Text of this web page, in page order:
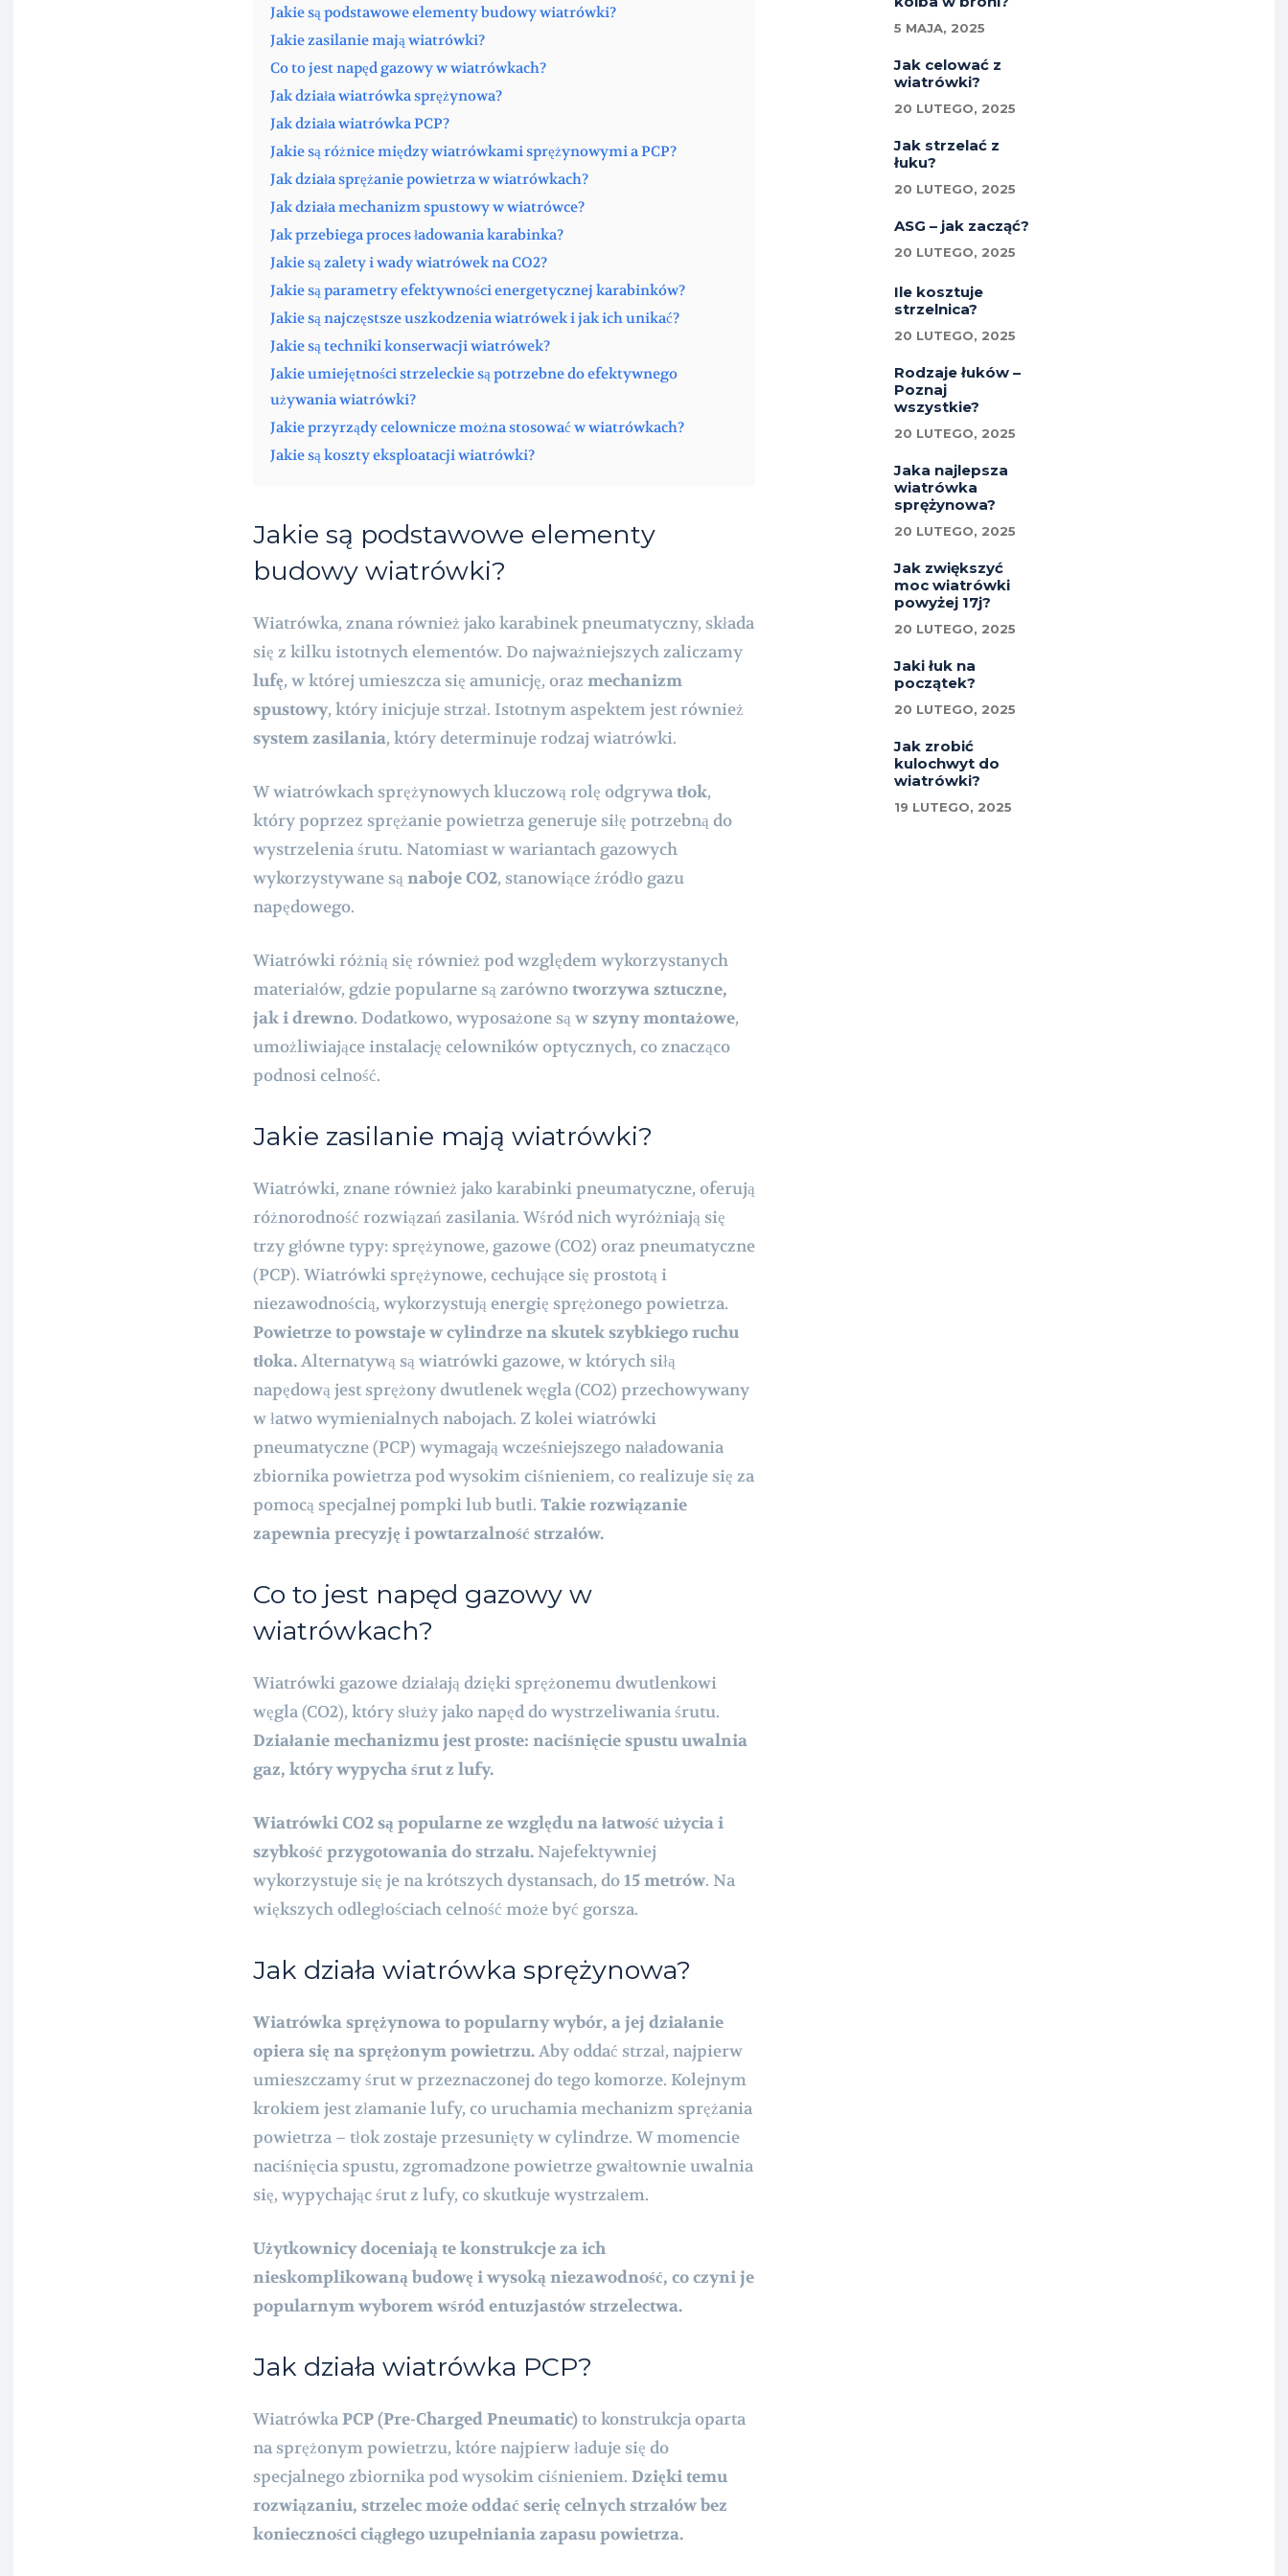
Jakie są podstawowe elementy budowy wiatrówki?
Jakie zasilanie mają wiatrówki?
Co to jest napęd gazowy w wiatrówkach?
Jak działa wiatrówka sprężynowa?
Jak działa wiatrówka PCP?
Jakie są różnice między wiatrówkami sprężynowymi a PCP?
Jak działa sprężanie powietrza w wiatrówkach?
Jak działa mechanizm spustowy w wiatrówce?
Jak przebiega proces ładowania karabinka?
Jakie są zalety i wady wiatrówek na CO2?
Jakie są parametry efektywności energetycznej karabinków?
Jakie są najczęstsze uszkodzenia wiatrówek i jak ich unikać?
Jakie są techniki konserwacji wiatrówek?
Jakie umiejętności strzeleckie są potrzebne do efektywnego
używania wiatrówki?
Jakie przyrządy celownicze można stosować w wiatrówkach?
Jakie są koszty eksploatacji wiatrówki?
Jakie są podstawowe elementy
budowy wiatrówki?
Wiatrówka, znana również jako karabinek pneumatyczny, składa
się z kilku istotnych elementów. Do najważniejszych zaliczamy
lufę, w której umieszcza się amunicję, oraz mechanizm
spustowy, który inicjuje strzał. Istotnym aspektem jest również
system zasilania, który determinuje rodzaj wiatrówki.
W wiatrówkach sprężynowych kluczową rolę odgrywatłok,
który poprzez sprężanie powietrza generuje siłę potrzebną do
wystrzelenia śrutu. Natomiast w wariantach gazowych
wykorzystywane są naboje CO2, stanowiące źródło gazu
napędowego.
Wiatrówki różnią się również pod względem wykorzystanych
materiałów, gdzie popularne są zarównotworzywa sztuczne,
jak i drewno. Dodatkowo, wyposażone są wszyny montażowe,
umożliwiające instalację celowników optycznych, co znacząco
podnosi celność.
Jakie zasilanie mają wiatrówki?
Wiatrówki, znane również jako karabinki pneumatyczne, oferują
różnorodność rozwiązań zasilania. Wśród nich wyróżniają się
trzy główne typy: sprężynowe, gazowe (CO2) oraz pneumatyczne
(PCP). Wiatrówki sprężynowe, cechujące się prostotą i
niezawodnością, wykorzystują energię sprężonego powietrza.
Powietrze to powstaje w cylindrze na skutek szybkiego ruchu
tłoka.Alternatywą są wiatrówki gazowe, w których siłą
napędową jest sprężony dwutlenek węgla (CO2) przechowywany
w łatwo wymienialnych nabojach. Z kolei wiatrówki
pneumatyczne (PCP) wymagają wcześniejszego naładowania
zbiornika powietrza pod wysokim ciśnieniem, co realizuje się za
pomocą specjalnej pompki lub butli. Takie rozwiązanie
zapewnia precyzję i powtarzalność strzałów.
Co to jest napęd gazowy w
wiatrówkach?
Wiatrówki gazowe działają dzięki sprężonemu dwutlenkowi
węgla (CO2), który służy jako napęd do wystrzeliwania śrutu.
Działanie mechanizmu jest proste: naciśnięcie spustu uwalnia
gaz, który wypycha śrut z lufy.
Wiatrówki CO2 są popularne ze względu na łatwość użycia i
szybkość przygotowania do strzału. Najefektywniej
wykorzystuje się je na krótszych dystansach, do15 metrów. Na
większych odległościach celność może być gorsza.
Jak działa wiatrówka sprężynowa?
Wiatrówka sprężynowa to popularny wybór, a jej działanie
opiera się na sprężonym powietrzu.Aby oddać strzał, najpierw
umieszczamy śrut w przeznaczonej do tego komorze. Kolejnym
krokiem jest złamanie lufy, co uruchamia mechanizm sprężania
powietrza – tłok zostaje przesunięty w cylindrze. W momencie
naciśnięcia spustu, zgromadzone powietrze gwałtownie uwalnia
się, wypychając śrut z lufy, co skutkuje wystrzałem.
Użytkownicy doceniają te konstrukcje za ich
nieskomplikowaną budowę i wysoką niezawodność, co czyni je
popularnym wyborem wśród entuzjastów strzelectwa.
Jak działa wiatrówka PCP?
WiatrówkaPCP (Pre-Charged Pneumatic) to konstrukcja oparta
na sprężonym powietrzu, które najpierw ładuje się do
specjalnego zbiornika pod wysokim ciśnieniem. Dzięki temu
rozwiązaniu, strzelec może oddać serię celnych strzałów bez
konieczności ciągłego uzupełniania zapasu powietrza.
5 MAJA, 2025
Jak celować z
wiatrówki?
20 LUTEGO, 2025
Jak strzelać z
łuku?
20 LUTEGO, 2025
ASG – jak zacząć?
20 LUTEGO, 2025
Ile kosztuje
strzelnica?
20 LUTEGO, 2025
Rodzaje łuków –
Poznaj
wszystkie?
20 LUTEGO, 2025
Jaka najlepsza
wiatrówka
sprężynowa?
20 LUTEGO, 2025
Jak zwiększyć
moc wiatrówki
powyżej 17j?
20 LUTEGO, 2025
Jaki łuk na
początek?
20 LUTEGO, 2025
Jak zrobić
kulochwyt do
wiatrówki?
19 LUTEGO, 2025